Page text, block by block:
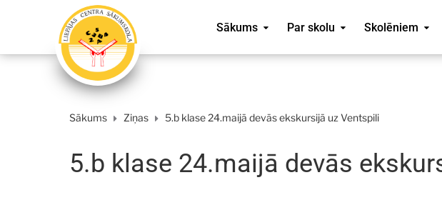
Sākums Par skolu Skolēniem
Sākums Ziņas 5.b klase 24.maijā devās ekskursijā uz Ventspili
5.b klase 24.maijā devās